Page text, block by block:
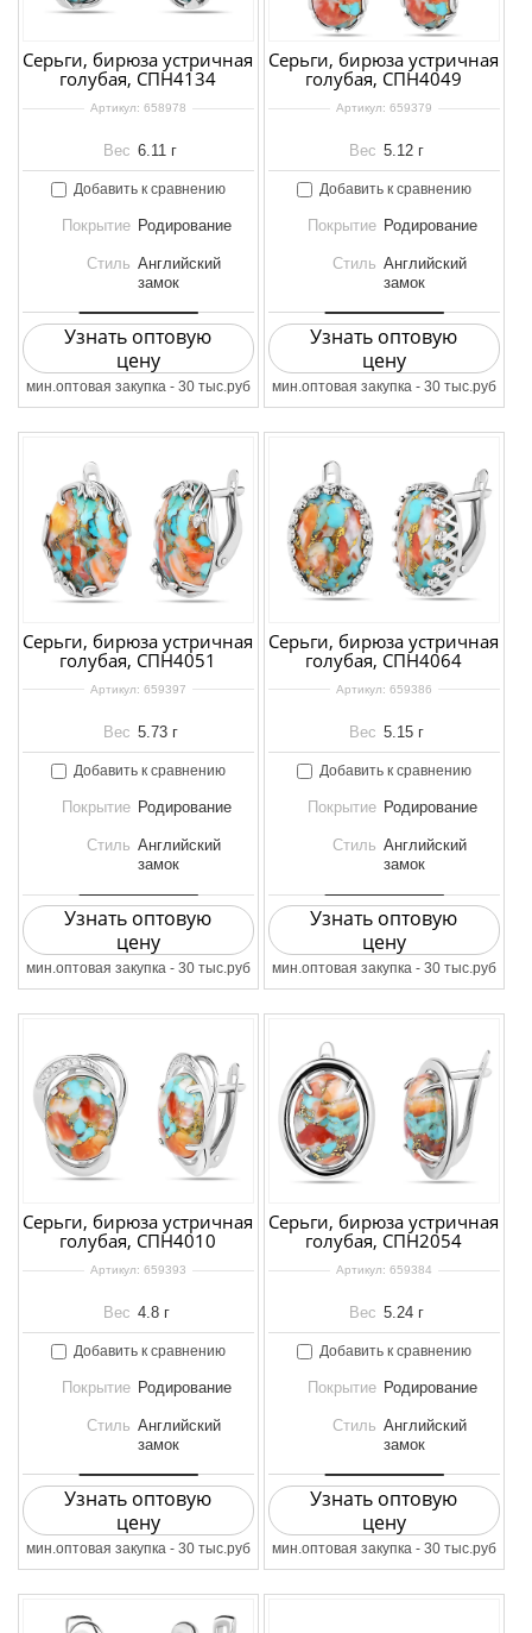
Серьги, бирюза устричная
голубая, СПН4134
Артикул: 658978
Вес 6.11 г
Добавить к сравнению
Покрытие Родирование
Стиль Английский
замок
Узнать оптовую
цену
мин.оптовая закупка - 30 тыс.руб
Серьги, бирюза устричная
голубая, СПН4049
Артикул: 659379
Вес 5.12 г
Добавить к сравнению
Покрытие Родирование
Стиль Английский
замок
Узнать оптовую
цену
мин.оптовая закупка - 30 тыс.руб
Серьги, бирюза устричная
голубая, СПН4051
Артикул: 659397
Вес 5.73 г
Добавить к сравнению
Покрытие Родирование
Стиль Английский
замок
Узнать оптовую
цену
мин.оптовая закупка - 30 тыс.руб
Серьги, бирюза устричная
голубая, СПН4064
Артикул: 659386
Вес 5.15 г
Добавить к сравнению
Покрытие Родирование
Стиль Английский
замок
Узнать оптовую
цену
мин.оптовая закупка - 30 тыс.руб
Серьги, бирюза устричная
голубая, СПН4010
Артикул: 659393
Вес 4.8 г
Добавить к сравнению
Покрытие Родирование
Стиль Английский
замок
Узнать оптовую
цену
мин.оптовая закупка - 30 тыс.руб
Серьги, бирюза устричная
голубая, СПН2054
Артикул: 659384
Вес 5.24 г
Добавить к сравнению
Покрытие Родирование
Стиль Английский
замок
Узнать оптовую
цену
мин.оптовая закупка - 30 тыс.руб